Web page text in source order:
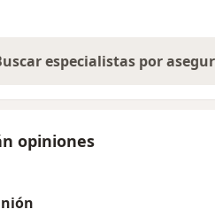
especialistas por
opiniones